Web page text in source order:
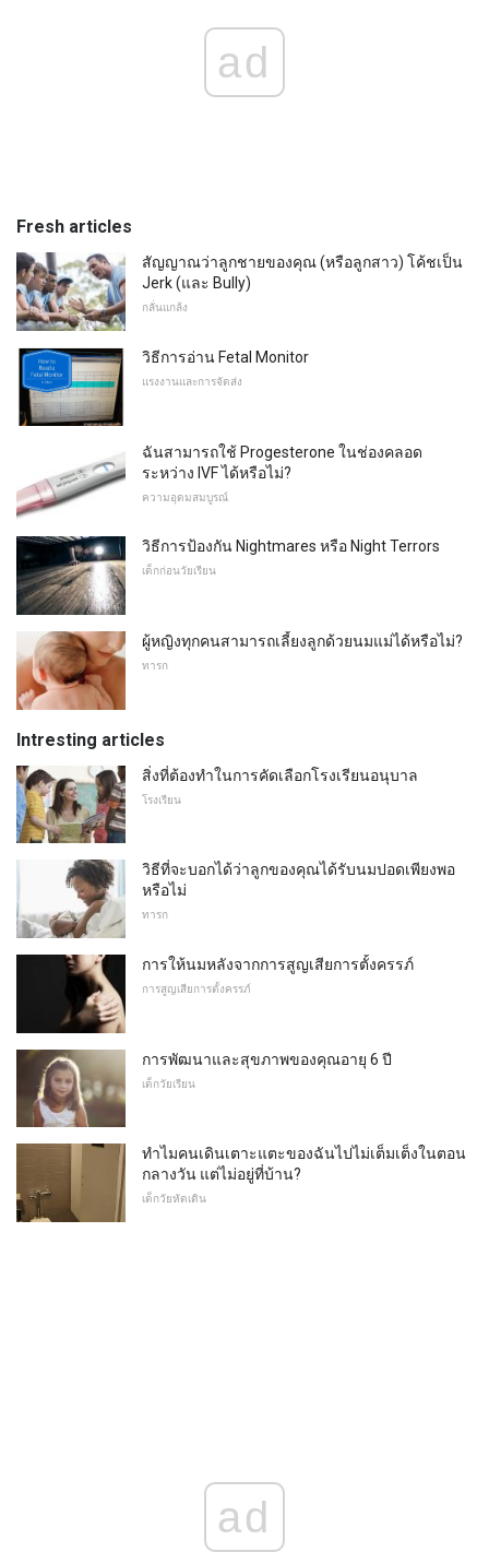
ad
Fresh articles
สัญญาณว่าลูกชายของคุณ (หรือลูกสาว) โค้ชเป็น
Jerk (และ Bully)
กลั่นแกล้ง
วิธีการอ่าน Fetal Monitor
แรงงานและการจัดส่ง
ฉันสามารถใช้ Progesterone ในช่องคลอด
ระหว่าง IVF ได้หรือไม่?
ความอุดมสมบูรณ์
วิธีการป้องกัน Nightmares หรือ Night Terrors
เด็กก่อนวัยเรียน
ผู้หญิงทุกคนสามารถเลี้ยงลูกด้วยนมแม่ได้หรือไม่?
ทารก
Intresting articles
สิ่งที่ต้องทำในการคัดเลือกโรงเรียนอนุบาล
โรงเรียน
วิธีที่จะบอกได้ว่าลูกของคุณได้รับนมปอดเพียงพอ
หรือไม่
ทารก
การให้นมหลังจากการสูญเสียการตั้งครรภ์
การสูญเสียการตั้งครรภ์
การพัฒนาและสุขภาพของคุณอายุ 6 ปี
เด็กวัยเรียน
ทำไมคนเดินเตาะแตะของฉันไปไม่เต็มเต็งในตอน
กลางวัน แต่ไม่อยู่ที่บ้าน?
เด็กวัยหัดเดิน
ad